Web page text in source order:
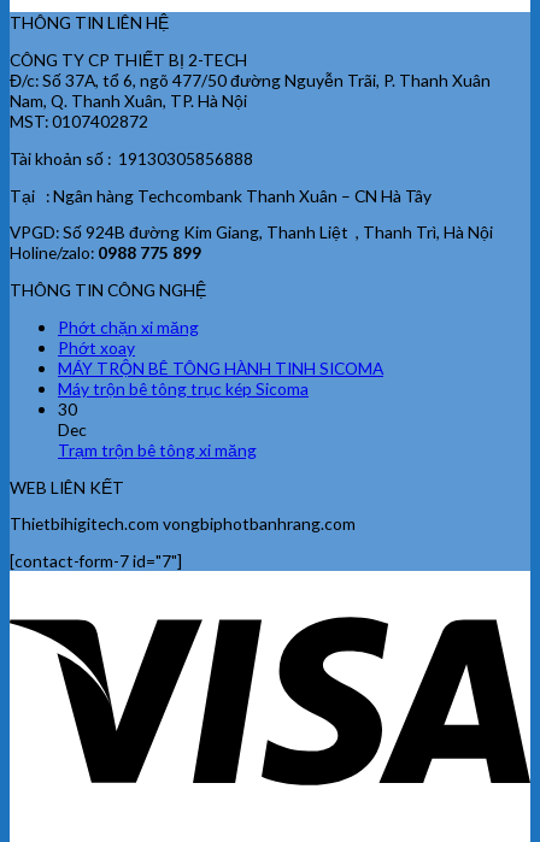
THÔNG TIN LIÊN HỆ
CÔNG TY CP THIẾT BỊ 2-TECH
Đ/c: Số 37A, tổ 6, ngõ 477/50 đường Nguyễn Trãi, P. Thanh Xuân
Nam, Q. Thanh Xuân, TP. Hà Nội
MST: 0107402872
Tài khoản số : 19130305856888
Tại : Ngân hàng Techcombank Thanh Xuân – CN Hà Tây
VPGD: Số 924B đường Kim Giang, Thanh Liệt , Thanh Trì, Hà Nội
Holine/zalo: 0988 775 899
THÔNG TIN CÔNG NGHỆ
Phớt chặn xi măng
Phớt xoay
MÁY TRỘN BÊ TÔNG HÀNH TINH SICOMA
Máy trộn bê tông trục kép Sicoma
30
Dec
Trạm trộn bê tông xi măng
WEB LIÊN KẾT
Thietbihigitech.com vongbiphotbanhrang.com
[contact-form-7 id="7"]